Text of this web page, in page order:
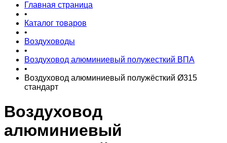
Главная страница
•
Каталог товаров
•
Воздуховоды
•
Воздуховод алюминиевый полужесткий ВПА
•
Воздуховод алюминиевый полужёсткий Ø315
стандарт
Воздуховод
алюминиевый